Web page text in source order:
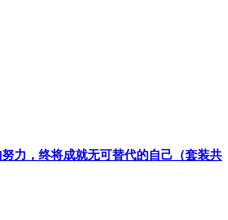
力，终将成就无可替代的自己（套装共